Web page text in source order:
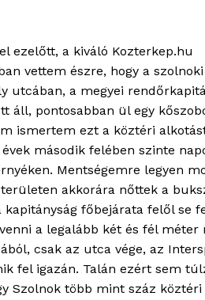
ezelőtt, a kiváló Kozterkep.hu
vettem észre, hogy a
utcában, a megyei
áll, pontosabban ül egy
ismertem ezt a köztéri
évek második felében szinte
Mentségemre legyen
akkorára nőttek a
kapitányság főbejárata felől se
a legalább két és fél méter
csak az utca vége, az
fel igazán. Talán ezért sem
Szolnok több mint száz köztéri